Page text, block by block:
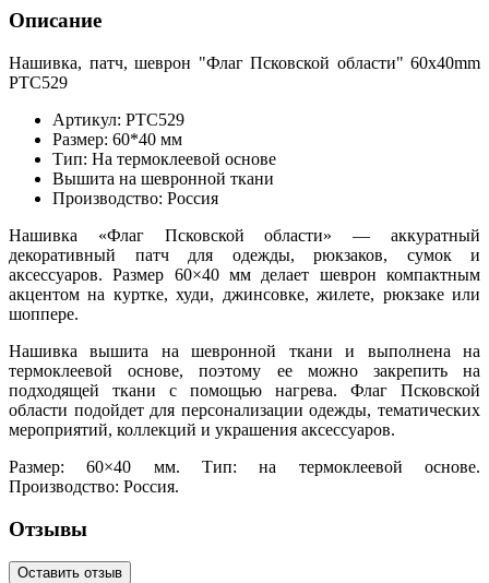
Описание
Нашивка, патч, шеврон "Флаг Псковской области" 60x40mm
PTC529
Артикул: PTC529
Размер: 60*40 мм
Тип: На термоклеевой основе
Вышита на шевронной ткани
Производство: Россия
Нашивка «Флаг Псковской области» — аккуратный
декоративный патч для одежды, рюкзаков, сумок и
аксессуаров. Размер 60×40 мм делает шеврон компактным
акцентом на куртке, худи, джинсовке, жилете, рюкзаке или
шоппере.
Нашивка вышита на шевронной ткани и выполнена на
термоклеевой основе, поэтому ее можно закрепить на
подходящей ткани с помощью нагрева. Флаг Псковской
области подойдет для персонализации одежды, тематических
мероприятий, коллекций и украшения аксессуаров.
Размер: 60×40 мм. Тип: на термоклеевой основе.
Производство: Россия.
Отзывы
Оставить отзыв